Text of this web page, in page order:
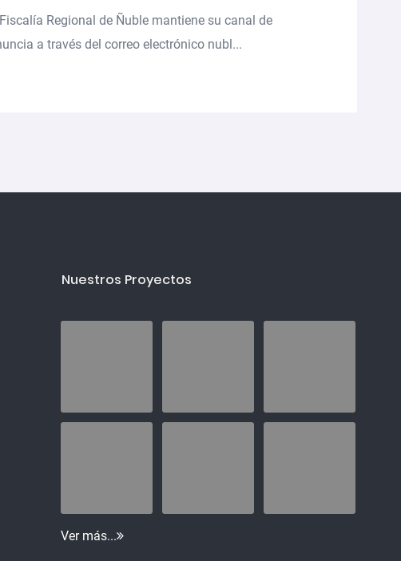
Regional de Ñuble mantiene su canal de
a través del correo electrónico nubl...
Nuestros Proyectos
Ver más...